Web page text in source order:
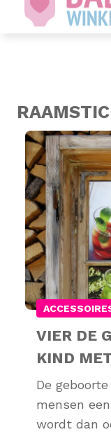
VIER DE
KIND
De
mensen
wordt dan